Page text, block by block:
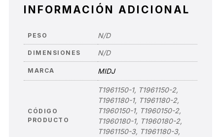
INFORMACIÓN ADICIONAL
PESO N/D
DIMENSIONES N/D
MARCA MIDJ
CÓDIGO
PRODUCTO
T1961150-1, T1961150-2,
T1961180-1, T1961180-2,
T1960150-1, T1960150-2,
T1960180-1, T1960180-2,
T1961150-3, T1961180-3,